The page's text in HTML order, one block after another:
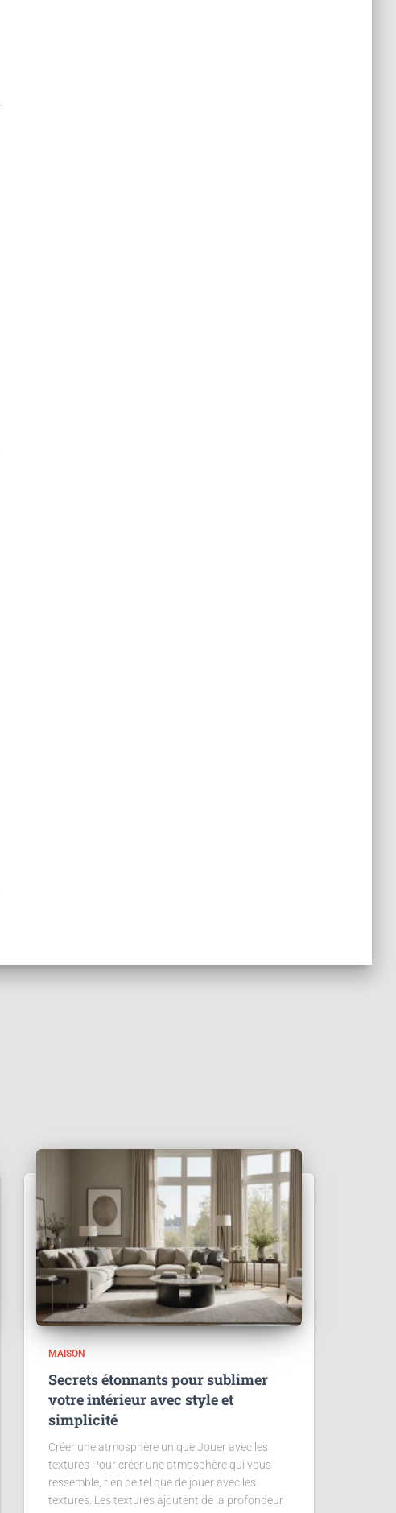
MAISON
Secrets étonnants pour sublimer
votre intérieur avec style et
simplicité
Créer une atmosphère unique Jouer avec les
textures Pour créer une atmosphère qui vous
ressemble, rien de tel que de jouer avec les
textures. Les textures ajoutent de la profondeur